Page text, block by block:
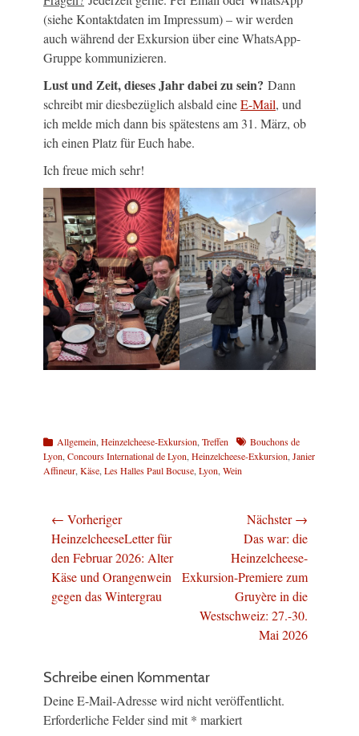
(siehe Kontaktdaten im Impressum) – wir werden
auch während der Exkursion über eine WhatsApp-
Gruppe kommunizieren.
Lust und Zeit, dieses Jahr dabei zu sein? Dann
schreibt mir diesbezüglich alsbald eineE-Mail, und
ich melde mich dann bis spätestens am 31. März, ob
ich einen Platz für Euch habe.
Ich freue mich sehr!
Kategorien
Allgemein Heinzelcheese-Exkursion Treffen Schlagworte
Bouchons de
Lyon Concours International de Lyon Heinzelcheese-Exkursion Janier
Affineur Käse Les Halles Paul Bocuse Lyon Wein
Beitragsnavigation
← Vorheriger
Vorheriger
Beitrag:
HeinzelcheeseLetter für
den Februar 2026: Alter
Käse und Orangenwein
gegen das Wintergrau
Nächster →
Das war: die
Heinzelcheese-
Exkursion-Premiere zum
Gruyère in die
Westschweiz: 27.-30.
Mai 2026
Schreibe einen Kommentar
Deine E-Mail-Adresse wird nicht veröffentlicht.
Erforderliche Felder sind mit * markiert